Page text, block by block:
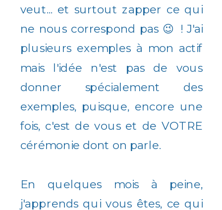
veut... et surtout zapper ce qui
ne nous correspond pas 😉 ! J'ai
plusieurs exemples à mon actif
mais l'idée n'est pas de vous
donner spécialement des
exemples, puisque, encore une
fois, c'est de vous et de VOTRE
cérémonie dont on parle.
En quelques mois à peine,
j'apprends qui vous êtes, ce qui